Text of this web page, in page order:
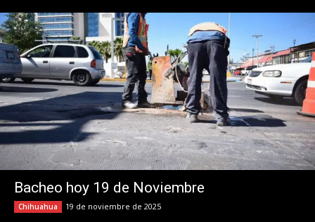
Bacheo hoy 19 de Noviembre
Chihuahua 19 de noviembre de 2025